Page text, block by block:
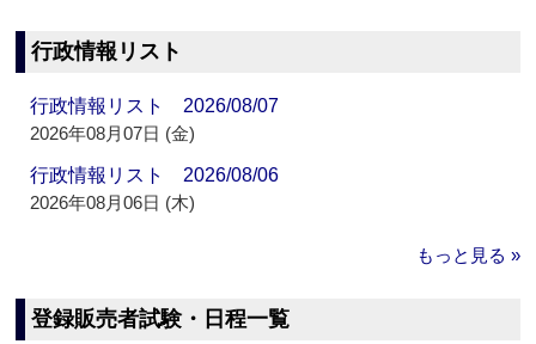
行政情報リスト
行政情報リスト 2026/08/07
2026年08月07日 (金)
行政情報リスト 2026/08/06
2026年08月06日 (木)
もっと見る »
登録販売者試験・日程一覧